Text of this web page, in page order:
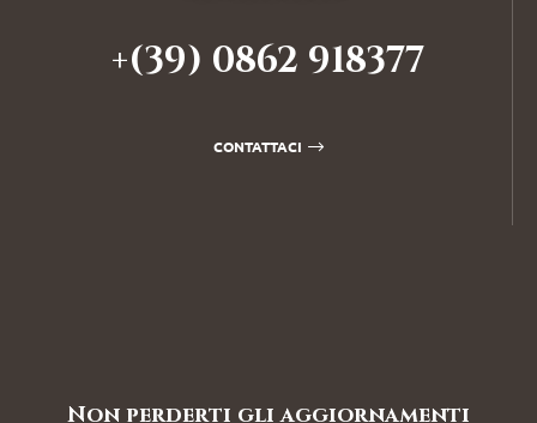
+(39) 0862 918377
CONTATTACI
Non perderti gli aggiornamenti